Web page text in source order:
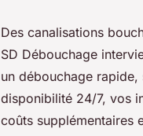
Des canalisations
SD Débouchage
un débouchage
disponibilité 24/7, vos
coûts supplémentaires